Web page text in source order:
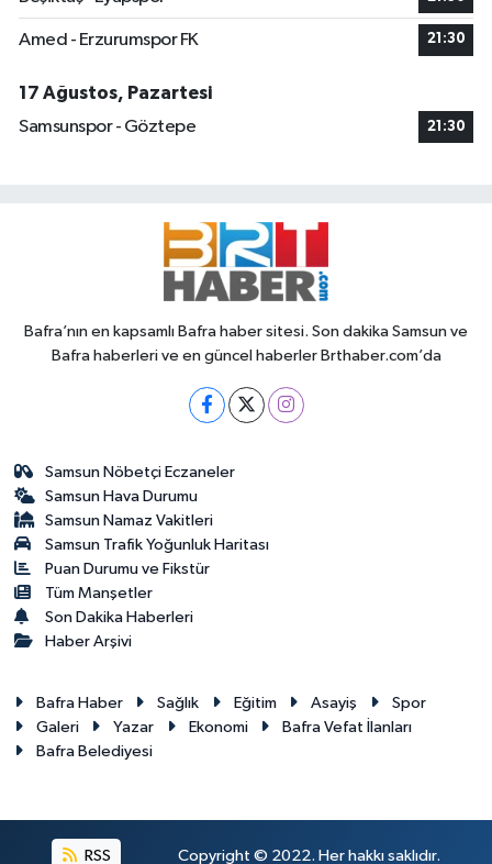
Amed - Erzurumspor FK 21:30
17 Ağustos, Pazartesi
Samsunspor - Göztepe
21:30
Bafra’nın en kapsamlı Bafra haber sitesi. Son dakika Samsun ve
Bafra haberleri ve en güncel haberler Brthaber.com’da
Samsun Nöbetçi Eczaneler
Samsun Hava Durumu
Samsun Namaz Vakitleri
Samsun Trafik Yoğunluk Haritası
Puan Durumu ve Fikstür
Tüm Manşetler
Son Dakika Haberleri
Haber Arşivi
Bafra Haber Sağlık Eğitim Asayiş
Spor
Galeri
Yazar Ekonomi
Bafra Vefat İlanları
Bafra Belediyesi
RSS Copyright © 2022. Her hakkı saklıdır.